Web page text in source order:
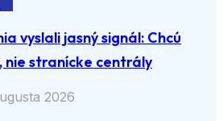
vyslali jasný signál: Chcú
nie stranícke centrály
2026